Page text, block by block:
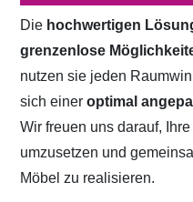
Die hochwertigen
grenzenlose
nutzen sie jeden
sich eineroptimal
Wir freuen uns darauf, Ihre
umzusetzen und
Möbel zu realisieren.